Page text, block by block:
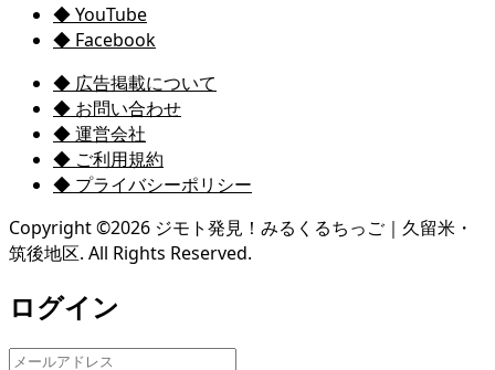
◆ YouTube
◆ Facebook
◆ 広告掲載について
◆ お問い合わせ
◆ 運営会社
◆ ご利用規約
◆ プライバシーポリシー
Copyright ©2026 ジモト発見！みるくるちっご｜久留米・
筑後地区. All Rights Reserved.
ログイン